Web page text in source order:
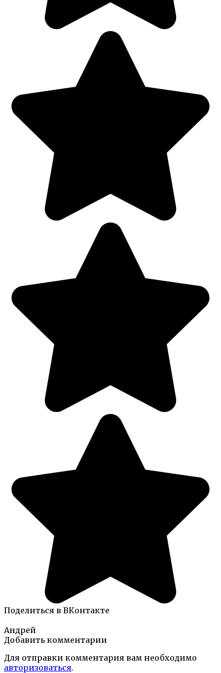
Поделиться в ВКонтакте
Андрей
Добавить комментарии
Для отправки комментария вам необходимо
авторизоваться.